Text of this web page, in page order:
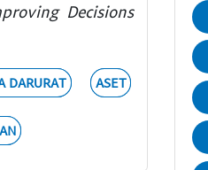
Decisions
DARURAT ASET